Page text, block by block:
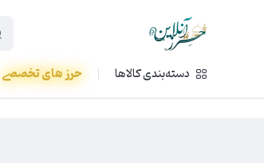
449f43cf-3da2-4422-bb12-2566cb5b8b05
دسته‌بندی کالاها
حرز های تخصصی